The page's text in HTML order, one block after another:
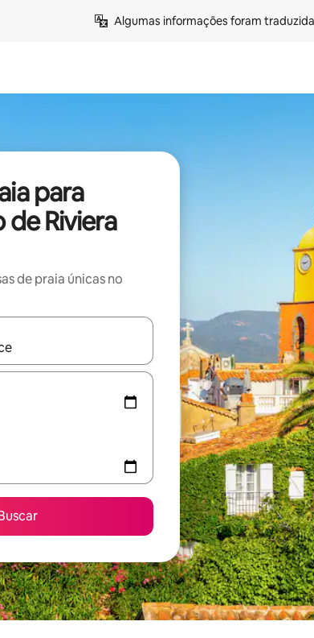
Algumas informações foram
para
Riviera
de praia únicas no
disponíveis, explore-os usando as seta para cima